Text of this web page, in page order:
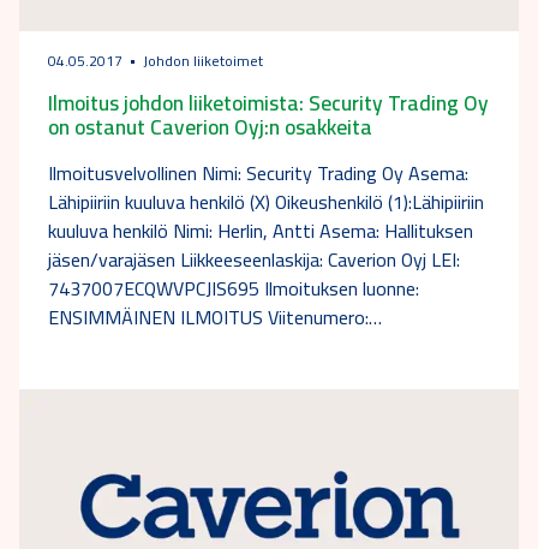
04.05.2017 Johdon liiketoimet
Ilmoitus johdon liiketoimista: Security Trading Oy
on ostanut Caverion Oyj:n osakkeita
Ilmoitusvelvollinen Nimi: Security Trading Oy Asema:
Lähipiiriin kuuluva henkilö (X) Oikeushenkilö (1):Lähipiiriin
kuuluva henkilö Nimi: Herlin, Antti Asema: Hallituksen
jäsen/varajäsen Liikkeeseenlaskija: Caverion Oyj LEI:
7437007ECQWVPCJIS695 Ilmoituksen luonne:
ENSIMMÄINEN ILMOITUS Viitenumero:…